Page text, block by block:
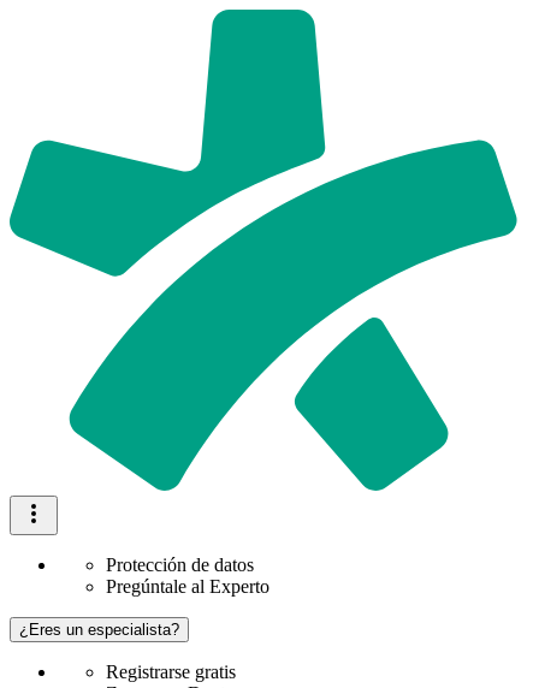
Protección de datos
Pregúntale al Experto
¿Eres un especialista?
Registrarse gratis